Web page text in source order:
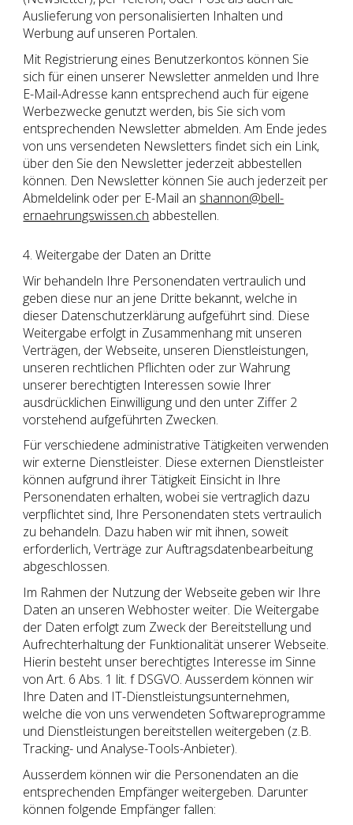
Auslieferung von personalisierten Inhalten und
Werbung auf unseren Portalen.
Mit Registrierung eines Benutzerkontos können Sie
sich für einen unserer Newsletter anmelden und Ihre
E-Mail-Adresse kann entsprechend auch für eigene
Werbezwecke genutzt werden, bis Sie sich vom
entsprechenden Newsletter abmelden. Am Ende jedes
von uns versendeten Newsletters findet sich ein Link,
über den Sie den Newsletter jederzeit abbestellen
können. Den Newsletter können Sie auch jederzeit per
Abmeldelink oder per E-Mail an shannon@bell-
ernaehrungswissen.ch abbestellen.
4. Weitergabe der Daten an Dritte
Wir behandeln Ihre Personendaten vertraulich und
geben diese nur an jene Dritte bekannt, welche in
dieser Datenschutzerklärung aufgeführt sind. Diese
Weitergabe erfolgt in Zusammenhang mit unseren
Verträgen, der Webseite, unseren Dienstleistungen,
unseren rechtlichen Pflichten oder zur Wahrung
unserer berechtigten Interessen sowie Ihrer
ausdrücklichen Einwilligung und den unter Ziffer 2
vorstehend aufgeführten Zwecken.
Für verschiedene administrative Tätigkeiten verwenden
wir externe Dienstleister. Diese externen Dienstleister
können aufgrund ihrer Tätigkeit Einsicht in Ihre
Personendaten erhalten, wobei sie vertraglich dazu
verpflichtet sind, Ihre Personendaten stets vertraulich
zu behandeln. Dazu haben wir mit ihnen, soweit
erforderlich, Verträge zur Auftragsdatenbearbeitung
abgeschlossen.
Im Rahmen der Nutzung der Webseite geben wir Ihre
Daten an unseren Webhoster weiter. Die Weitergabe
der Daten erfolgt zum Zweck der Bereitstellung und
Aufrechterhaltung der Funktionalität unserer Webseite.
Hierin besteht unser berechtigtes Interesse im Sinne
von Art. 6 Abs. 1 lit. f DSGVO. Ausserdem können wir
Ihre Daten and IT-Dienstleistungsunternehmen,
welche die von uns verwendeten Softwareprogramme
und Dienstleistungen bereitstellen weitergeben (z.B.
Tracking- und Analyse-Tools-Anbieter).
Ausserdem können wir die Personendaten an die
entsprechenden Empfänger weitergeben. Darunter
können folgende Empfänger fallen: